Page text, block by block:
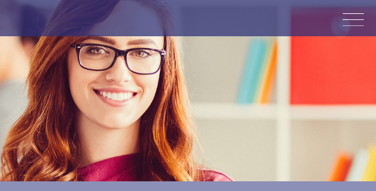
联系我们 English